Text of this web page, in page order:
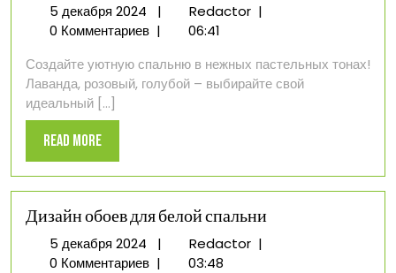
5 декабря 20245
декабря
| RedactorДизайн
пастельных
тонах
|
0 Комментариев |
06:41
Создайте уютную спальню в нежных пастельных тонах!
Лаванда, розовый, голубой – выбирайте свой
идеальный [...]
Read MoreRead
More
Дизайн обоев для белой спальни
5 декабря 20245
декабря
| RedactorДизайн
|
0 Комментариев |
03:48